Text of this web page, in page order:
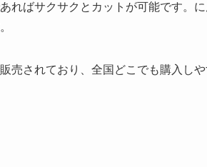
ればサクサクとカットが可能です。
売されており、全国どこでも購入し